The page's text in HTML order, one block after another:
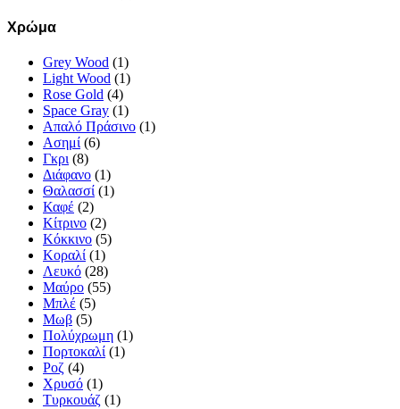
Χρώμα
Grey Wood (1)
Light Wood (1)
Rose Gold (4)
Space Gray (1)
Απαλό Πράσινο (1)
Ασημί (6)
Γκρι (8)
Διάφανο (1)
Θαλασσί (1)
Καφέ (2)
Κίτρινο (2)
Κόκκινο (5)
Κοραλί (1)
Λευκό (28)
Μαύρο (55)
Μπλέ (5)
Μωβ (5)
Πολύχρωμη (1)
Πορτοκαλί (1)
Ροζ (4)
Χρυσό (1)
Τυρκουάζ (1)